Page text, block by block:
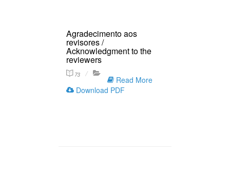
Agradecimento aos
revisores /
Acknowledgment to the
reviewers
73
Read More
Download PDF